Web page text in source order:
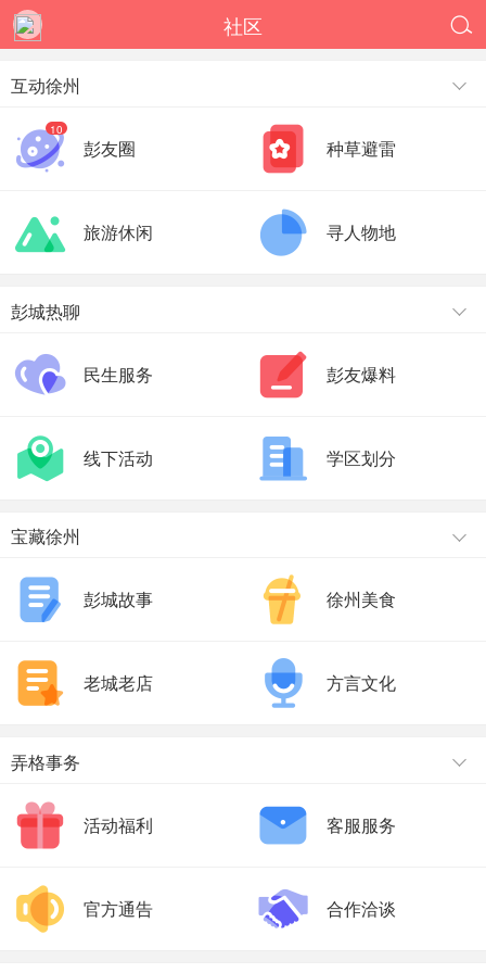
社区 
互动徐州
10
彭友圈 种草避雷
旅游休闲 寻人物地
彭城热聊
民生服务 彭友爆料
线下活动 学区划分
宝藏徐州
彭城故事 徐州美食
老城老店 方言文化
弄格事务
活动福利 客服服务
官方通告 合作洽谈